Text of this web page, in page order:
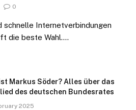
0
schnelle Internetverbindungen
die beste Wahl.…
Markus Söder? Alles über das
des deutschen Bundesrates
2025